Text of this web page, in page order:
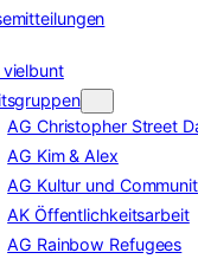
AG Christopher Street
AG Kim & Alex
AG Kultur und
AK Öffentlichkeitsarbeit
AG Rainbow Refugees